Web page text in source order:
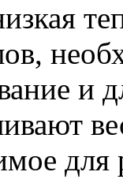
и
для